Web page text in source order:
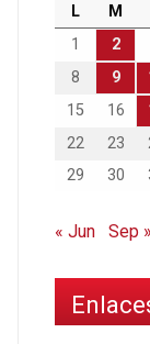
L M
1
2
8
9
15
16
22
23
29
30
« Jun Sep »